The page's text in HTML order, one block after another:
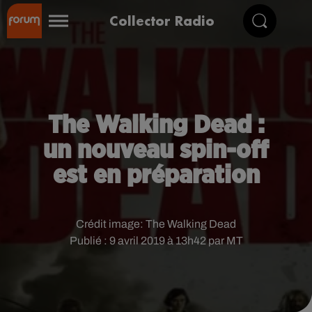
Collector Radio
The Walking Dead :
un nouveau spin-off
est en préparation
Publié : 9 avril 2019 à 13h42 par MT
Crédit image: The Walking Dead